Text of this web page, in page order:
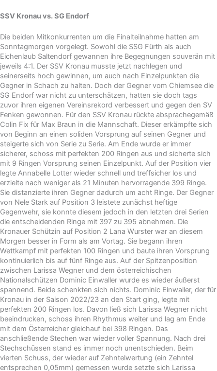
SSV Kronau vs. SG Endorf
Die beiden Mitkonkurrenten um die Finalteilnahme hatten am
Sonntagmorgen vorgelegt. Sowohl die SSG Fürth als auch
Eichenlaub Saltendorf gewannen ihre Begegnungen souverän mit
jeweils 4:1. Der SSV Kronau musste jetzt nachlegen und
seinerseits hoch gewinnen, um auch nach Einzelpunkten die
Gegner in Schach zu halten. Doch der Gegner vom Chiemsee die
SG Endorf war nicht zu unterschätzen, hatten sie doch tags
zuvor ihren eigenen Vereinsrekord verbessert und gegen den SV
Fenken gewonnen. Für den SSV Kronau rückte absprachegemäß
Colin Fix für Max Braun in die Mannschaft. Dieser erkämpfte sich
von Beginn an einen soliden Vorsprung auf seinen Gegner und
steigerte sich von Serie zu Serie. Am Ende wurde er immer
sicherer, schoss mit perfekten 200 Ringen aus und sicherte sich
mit 9 Ringen Vorsprung seinen Einzelpunkt. Auf der Position vier
legte Annabelle Lotter wieder schnell und treffsicher los und
erzielte nach weniger als 21 Minuten hervorragende 399 Ringe.
Sie distanzierte ihren Gegner dadurch um acht Ringe. Der Gegner
von Nele Stark auf Position 3 leistete zunächst heftige
Gegenwehr, sie konnte diesem jedoch in den letzten drei Serien
die entscheidenden Ringe mit 397 zu 395 abnehmen. Die
Kronauer Schützin auf Position 2 Lana Wurster war an diesem
Morgen besser in Form als am Vortag. Sie begann ihren
Wettkampf mit perfekten 100 Ringen und baute ihren Vorsprung
kontinuierlich bis auf fünf Ringe aus. Auf der Spitzenposition
zwischen Larissa Wegner und dem österreichischen
Nationalschützen Dominic Einwaller wurde es wieder äußerst
spannend. Beide schenkten sich nichts. Dominic Einwaller, der für
Kronau in der Saison 2022/23 an den Start ging, legte mit
perfekten 200 Ringen los. Davon ließ sich Larissa Wegner nicht
beeindrucken, schoss ihren Rhythmus weiter und lag am Ende
mit dem Österreicher gleichauf bei 398 Ringen. Das
anschließende Stechen war wieder voller Spannung. Nach drei
Stechschüssen stand es immer noch unentschieden. Beim
vierten Schuss, der wieder auf Zehntelwertung (ein Zehntel
entsprechen 0,05mm) gemessen wurde setzte sich Larissa